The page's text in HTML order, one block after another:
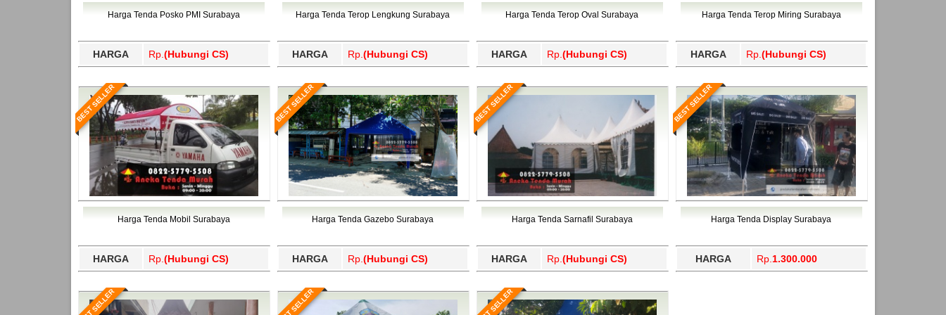
Bawang Barat, Tulangbawang, Tulungagung, Wajo, Wakatobi, Waropen, Way Kanan, Wonogiri, Wonosobo, Yahukimo, Yalimo, Yogyakarta.
Harga Tenda Posko PMI Surabaya
HARGA Rp. (Hubungi CS)
Harga Tenda Terop Lengkung Surabaya
HARGA Rp. (Hubungi CS)
Harga Tenda Terop Oval Surabaya
HARGA Rp. (Hubungi CS)
Harga Tenda Terop Miring Surabaya
HARGA Rp. (Hubungi CS)
BEST SELLER
Harga Tenda Mobil Surabaya
HARGA Rp. (Hubungi CS)
BEST SELLER
Harga Tenda Gazebo Surabaya
HARGA Rp. (Hubungi CS)
BEST SELLER
Harga Tenda Sarnafil Surabaya
HARGA Rp. (Hubungi CS)
BEST SELLER
Harga Tenda Display Surabaya
HARGA Rp. 1.300.000